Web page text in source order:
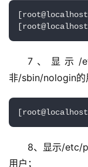
7、显示/
非/sbin/nologin的
8、显示/etc/
用户；